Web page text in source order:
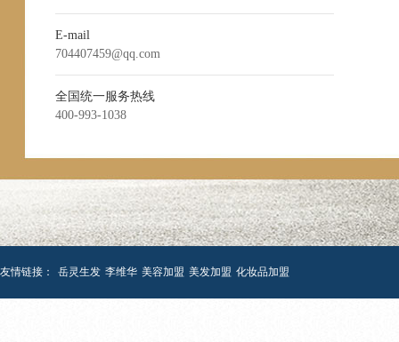
E-mail
704407459@qq.com
全国统一服务热线
400-993-1038
友情链接： 岳灵生发 李维华 美容加盟 美发加盟 化妆品加盟